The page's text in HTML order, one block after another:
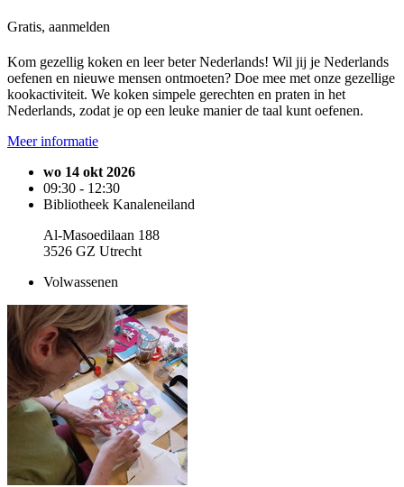
Gratis, aanmelden
Kom gezellig koken en leer beter Nederlands! Wil jij je Nederlands
oefenen en nieuwe mensen ontmoeten? Doe mee met onze gezellige
kookactiviteit. We koken simpele gerechten en praten in het
Nederlands, zodat je op een leuke manier de taal kunt oefenen.
Meer informatie
wo 14 okt 2026
09:30 - 12:30
Bibliotheek Kanaleneiland
Al-Masoedilaan 188
3526 GZ Utrecht
Volwassenen